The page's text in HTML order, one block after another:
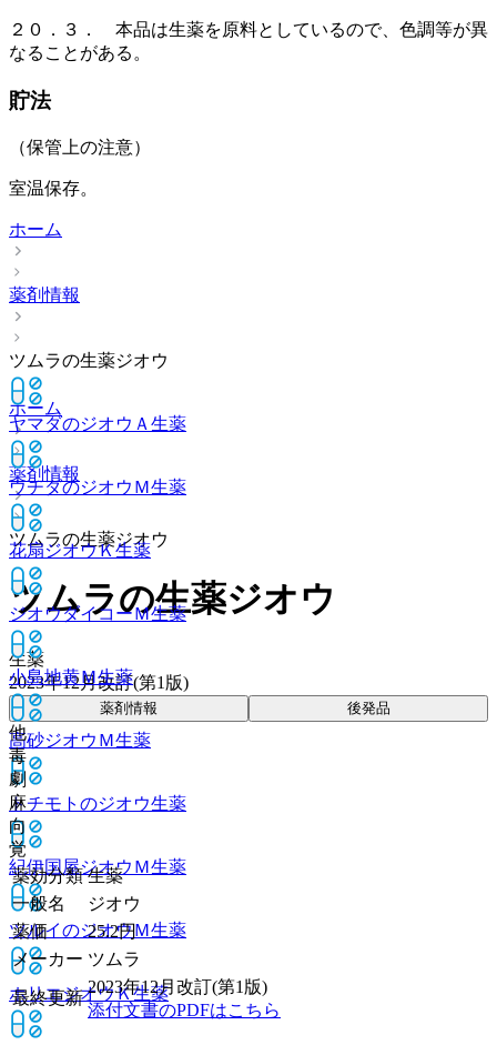
２０．３． 本品は生薬を原料としているので、色調等が異
なることがある。
貯法
（保管上の注意）
室温保存。
ホーム
薬剤情報
ツムラの生薬ジオウ
ヤマダのジオウＡ 生薬
ウチダのジオウＭ生薬
花扇ジオウＫ生薬
ジオウダイコーＭ生薬
小島地黄Ｍ生薬
高砂ジオウＭ生薬
トチモトのジオウ生薬
紀伊国屋ジオウＭ生薬
ツルイのジオウＭ生薬
ホリエジオウＫ生薬
ホーム
薬剤情報
ツムラの生薬ジオウ
ツムラの生薬ジオウ
生薬
2023年12月改訂(第1版)
薬剤情報 後発品
他
毒
劇
麻
向
覚
薬効分類 生薬
一般名
ジオウ
薬価
25.2円
メーカー ツムラ
最終更新
2023年12月改訂(第1版)
添付文書のPDFはこちら